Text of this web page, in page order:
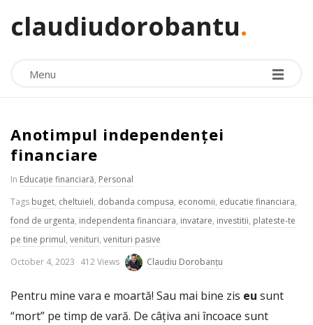
claudiudorobantu.
Menu
Anotimpul independenței
financiare
In Educație financiară, Personal
Tags buget, cheltuieli, dobanda compusa, economii, educatie financiara,
fond de urgenta, independenta financiara, invatare, investitii, plateste-te
pe tine primul, venituri, venituri pasive
P
b
l
October 4, 2023 412 Views Claudiu Dorobanțu
Pentru mine vara e moartă! Sau mai bine zis eu sunt
“mort” pe timp de vară. De câțiva ani încoace sunt